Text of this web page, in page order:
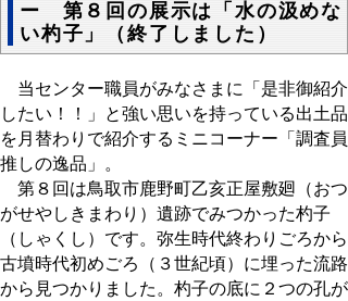
ー 第８回の展示は「水の汲めな
い杓子」（終了しました）
当センター職員がみなさまに「是非御紹介
したい！！」と強い思いを持っている出土品
を月替わりで紹介するミニコーナー「調査員
推しの逸品」。
第８回は鳥取市鹿野町乙亥正屋敷廻（おつ
がせやしきまわり）遺跡でみつかった杓子
（しゃくし）です。弥生時代終わりごろから
古墳時代初めごろ（３世紀頃）に埋った流路
から見つかりました。杓子の底に２つの孔が